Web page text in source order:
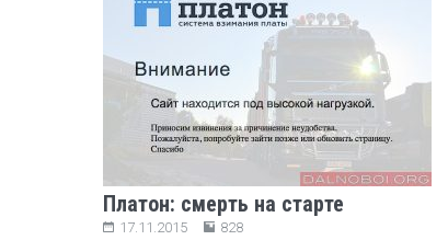
Платон: смерть на старте
17.11.2015 828